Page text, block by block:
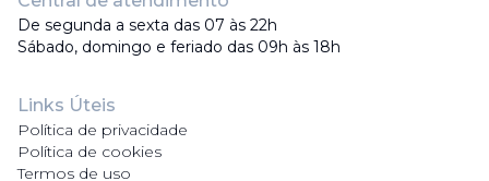
De segunda a sexta das 07 às 22h
Sábado, domingo e feriado das 09h às 18h
Links Úteis
Política de privacidade
Política de cookies
Termos de uso